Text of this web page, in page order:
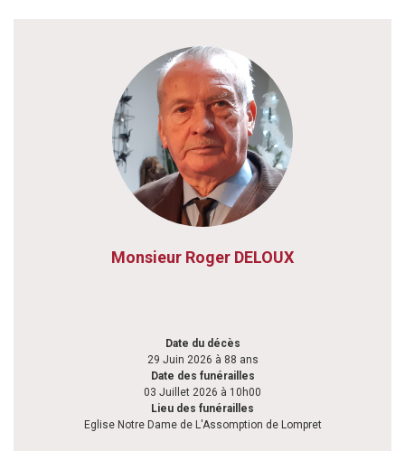
Monsieur Roger DELOUX
Date du décès
29 Juin 2026 à 88 ans
Date des funérailles
03 Juillet 2026 à 10h00
Lieu des funérailles
Eglise Notre Dame de L'Assomption de Lompret